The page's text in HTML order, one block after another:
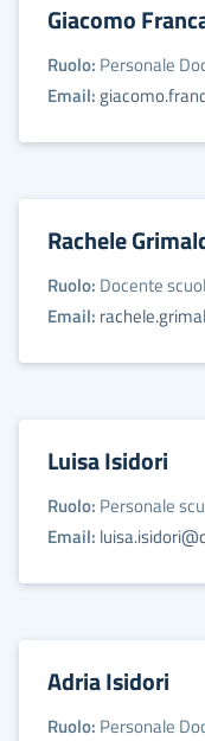
Giacomo
Ruolo: Personale
Email:
Rachele
Ruolo: Docente
Email:
Luisa Isidori
Ruolo: Personale
Email:
Adria Isidori
Ruolo: Personale